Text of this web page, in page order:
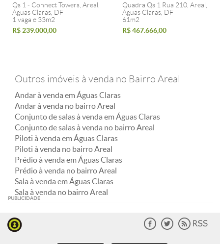
Qs 1 - Connect Towers, Areal,
Águas Claras, DF
1 vaga e 33m2
R$ 239.000,00
Quadra Qs 1 Rua 210, Areal,
Águas Claras, DF
61m2
R$ 467.666,00
Outros imóveis à venda no Bairro Areal
Andar à venda em Águas Claras
Andar à venda no bairro Areal
Conjunto de salas à venda em Águas Claras
Conjunto de salas à venda no bairro Areal
Piloti à venda em Águas Claras
Piloti à venda no bairro Areal
Prédio à venda em Águas Claras
Prédio à venda no bairro Areal
Sala à venda em Águas Claras
Sala à venda no bairro Areal
PUBLICIDADE